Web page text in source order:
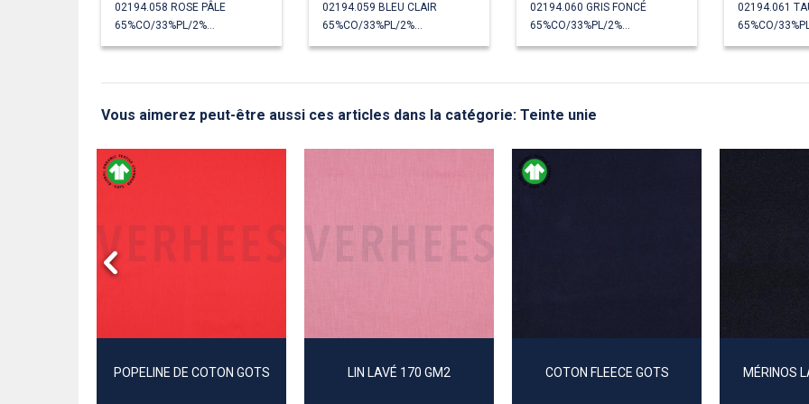
02194.058 ROSE PÂLE
02194.059 BLEU CLAIR
02194.060 GRIS FONCÉ
02194.061
Vous aimerez peut-être aussi ces articles dans la catégorie: Teinte unie
POPELINE DE COTON GOTS LIN LAVÉ 170 GM2 COTON FLEECE GOTS MÉRINOS